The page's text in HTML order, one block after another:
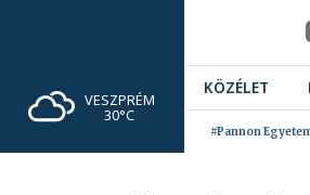
VESZPRÉM
30°C
KÖZÉLET
#Pannon